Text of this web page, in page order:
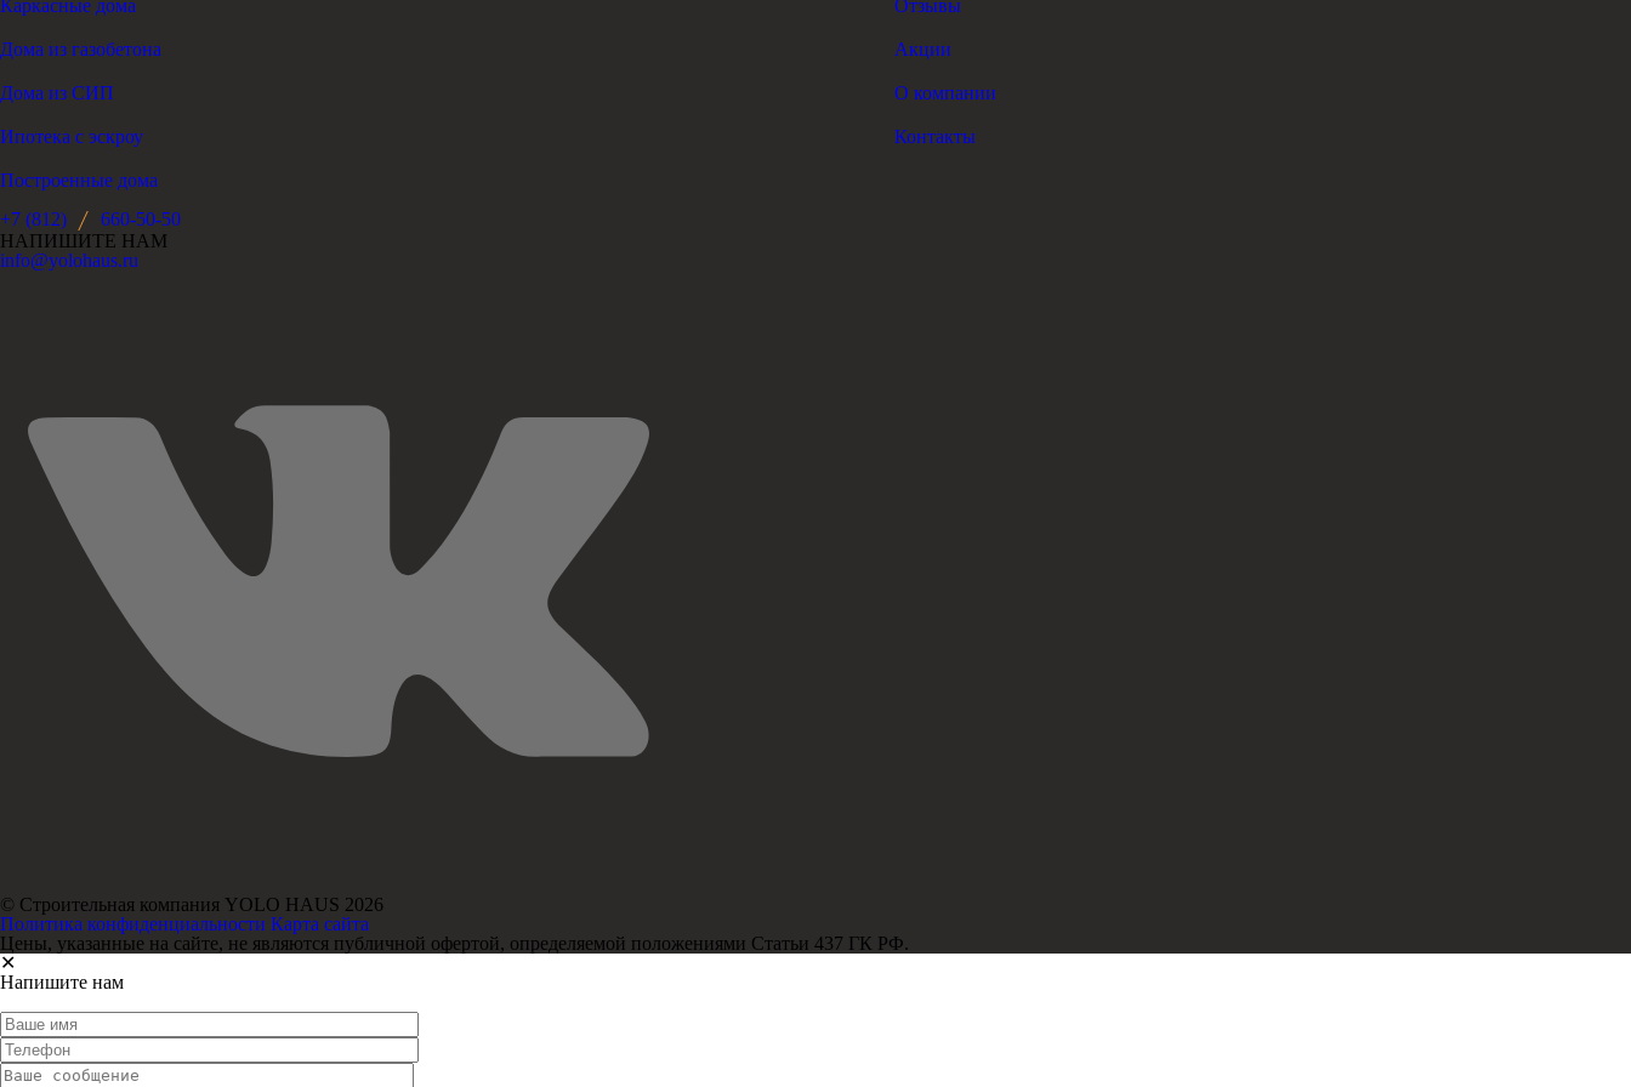
Каркасные дома
Дома из газобетона
Дома из СИП
Ипотека с эскроу
Построенные дома
Отзывы
Акции
О компании
Контакты
+7 (812)
660-50-50
НАПИШИТЕ НАМ
info@yolohaus.ru
© Строительная компания YOLO HAUS 2026
Политика конфиденциальности Карта сайта
Цены, указанные на сайте, не являются публичной офертой, определяемой положениями Статьи 437 ГК РФ.
✕
Напишите нам